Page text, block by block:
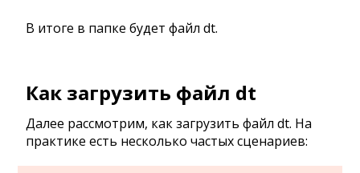
В итоге в папке будет файл dt.
Как загрузить файл dt
Далее рассмотрим, как загрузить файл dt. На
практике есть несколько частых сценариев: